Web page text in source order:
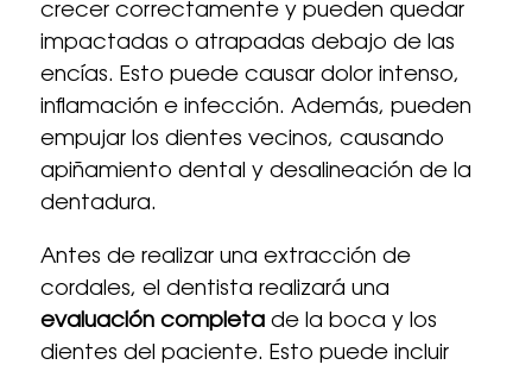
crecer correctamente y pueden quedar
impactadas o atrapadas debajo de las
encías. Esto puede causar dolor intenso,
inflamación e infección. Además, pueden
empujar los dientes vecinos, causando
apiñamiento dental y desalineación de la
dentadura.
Antes de realizar una extracción de
cordales, el dentista realizará una
evaluación completa de la boca y los
dientes del paciente. Esto puede incluir